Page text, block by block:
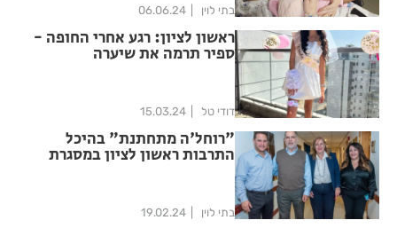
בתי לוין 06.06.24
ראשון לציון: רגע אחרי החופה -
ספיר תרמה את שיערה
דודי טל 15.03.24
"רוחל'ה מתחתנת" בהיכל
התרבות ראשון לציון במסגרת
בתי לוין 19.02.24